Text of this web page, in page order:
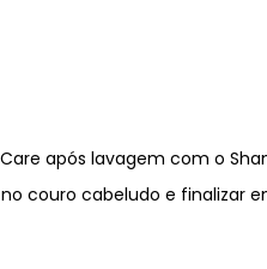
após lavagem com o
couro cabeludo e fi­nalizar